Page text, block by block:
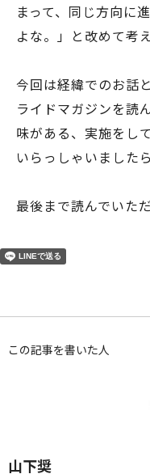
まって、同じ方向に
よな。」と改めて考
今回は経緯でのお話
ライドマガジンを読
味がある、実施をし
いらっしゃいました
最後まで読んでいた
この記事を書いた人
山下奨